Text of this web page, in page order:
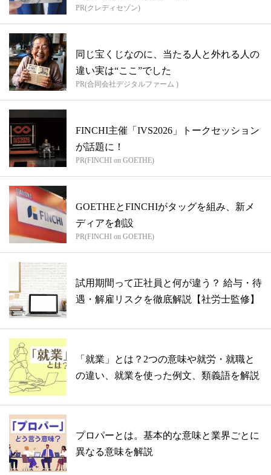
PR(クレディセゾン)
同じ宝くじなのに、当たる人と外れる人の
違い実は“ここ”でした
PR(合同会社デジタルファーム )
FINCHI主催「IVS2026」トークセッション
が話題に！
PR(FINCHI on GOETHE)
GOETHEとFINCHIがタッグを組み、新メ
ディアを創設
PR(FINCHI on GOETHE)
試用期間って正社員と何が違う？ 給与・待
遇・解雇リスクを徹底解説【社労士監修】
「就業」とは？2つの意味や就労・就職と
の違い、就業を使った例文、類義語を解説
プロパーとは。基本的な意味と業界ごとに
異なる意味を解説